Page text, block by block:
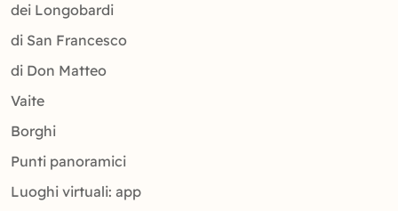
dei Longobardi
di San Francesco
di Don Matteo
Vaite
Borghi
Punti panoramici
Luoghi virtuali: app